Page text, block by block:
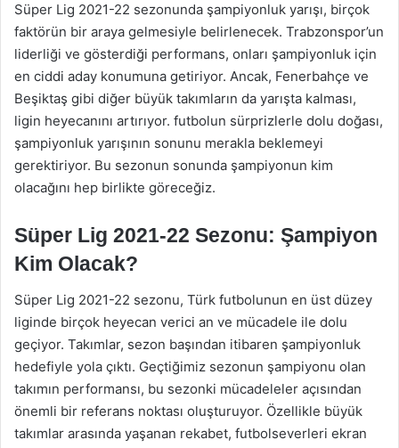
Süper Lig 2021-22 sezonunda şampiyonluk yarışı, birçok
faktörün bir araya gelmesiyle belirlenecek. Trabzonspor’un
liderliği ve gösterdiği performans, onları şampiyonluk için
en ciddi aday konumuna getiriyor. Ancak, Fenerbahçe ve
Beşiktaş gibi diğer büyük takımların da yarışta kalması,
ligin heyecanını artırıyor. futbolun sürprizlerle dolu doğası,
şampiyonluk yarışının sonunu merakla beklemeyi
gerektiriyor. Bu sezonun sonunda şampiyonun kim
olacağını hep birlikte göreceğiz.
Süper Lig 2021-22 Sezonu: Şampiyon
Kim Olacak?
Süper Lig 2021-22 sezonu, Türk futbolunun en üst düzey
liginde birçok heyecan verici an ve mücadele ile dolu
geçiyor. Takımlar, sezon başından itibaren şampiyonluk
hedefiyle yola çıktı. Geçtiğimiz sezonun şampiyonu olan
takımın performansı, bu sezonki mücadeleler açısından
önemli bir referans noktası oluşturuyor. Özellikle büyük
takımlar arasında yaşanan rekabet, futbolseverleri ekran